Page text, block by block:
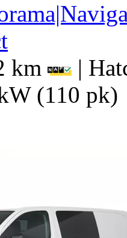
km |
(110 pk)